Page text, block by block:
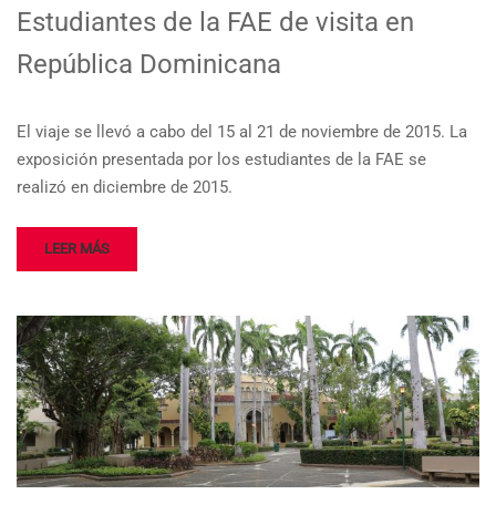
Estudiantes de la FAE de visita en
República Dominicana
El viaje se llevó a cabo del 15 al 21 de noviembre de 2015. La
exposición presentada por los estudiantes de la FAE se
realizó en diciembre de 2015.
LEER MÁS